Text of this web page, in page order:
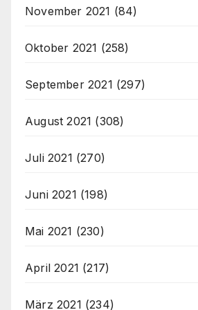
November 2021 (84)
Oktober 2021 (258)
September 2021 (297)
August 2021 (308)
Juli 2021 (270)
Juni 2021 (198)
Mai 2021 (230)
April 2021 (217)
März 2021 (234)